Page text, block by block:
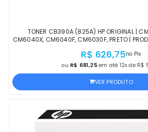
TONER CB390A (825A) HP ORIGINAL |
CM6040X, CM6040F, CM6030F, PRETO |
R$ 626,75no Pix
ou R$ 681,25em até 12x de R$
VER PRODUTO